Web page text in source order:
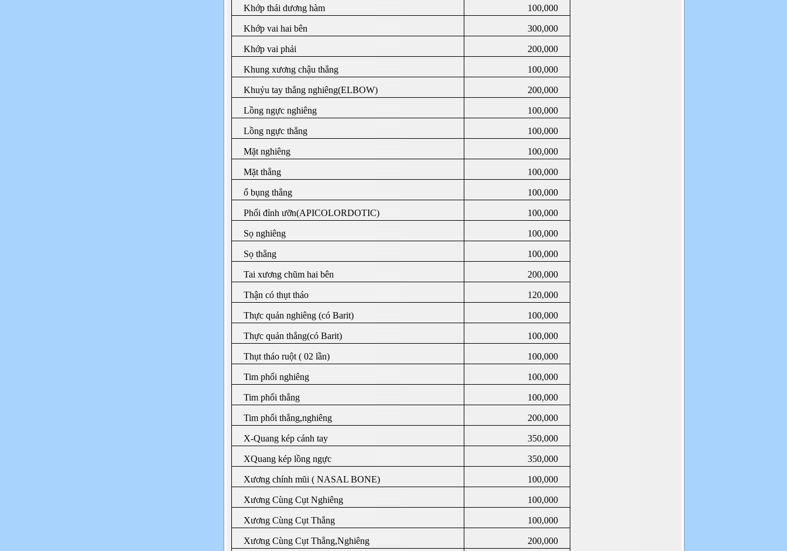
Khớp thái dương hàm 100,000
Khớp vai hai bên 300,000
Khớp vai phải 200,000
Khung xương chậu thẳng 100,000
Khuỷu tay thẳng nghiêng(ELBOW) 200,000
Lồng ngực nghiêng 100,000
Lồng ngực thẳng 100,000
Mặt nghiêng 100,000
Mặt thẳng 100,000
ổ bụng thẳng 100,000
Phổi đỉnh ưỡn(APICOLORDOTIC) 100,000
Sọ nghiêng 100,000
Sọ thẳng 100,000
Tai xương chũm hai bên 200,000
Thận có thụt tháo 120,000
Thực quản nghiêng (có Barit) 100,000
Thực quản thẳng(có Barit) 100,000
Thụt tháo ruột ( 02 lần) 100,000
Tim phổi nghiêng 100,000
Tim phổi thẳng 100,000
Tim phổi thẳng,nghiêng 200,000
X-Quang kép cánh tay 350,000
XQuang kép lồng ngực 350,000
Xương chính mũi ( NASAL BONE) 100,000
Xương Cùng Cụt Nghiêng 100,000
Xương Cùng Cụt Thẳng 100,000
Xương Cùng Cụt Thẳng,Nghiêng 200,000